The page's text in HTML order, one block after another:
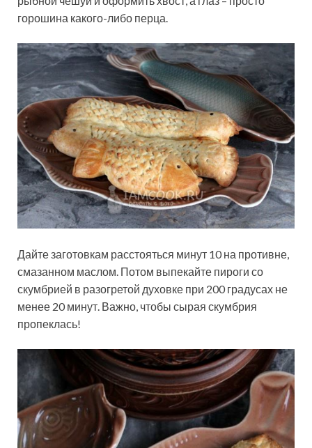
горошина какого-либо перца.
Дайте заготовкам расстояться минут 10 на противне,
смазанном маслом. Потом выпекайте пироги со
скумбрией в разогретой духовке при 200 градусах не
менее 20 минут. Важно, чтобы сырая скумбрия
пропеклась!